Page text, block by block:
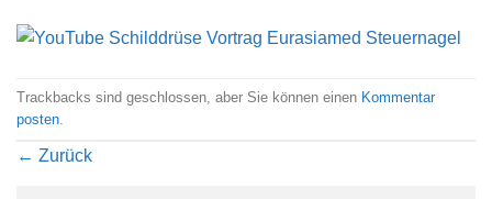
Trackbacks sind geschlossen, aber Sie können einen Kommentar
posten
← Zurück